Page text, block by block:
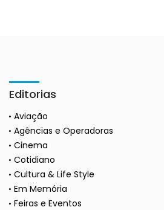
Editorias
Aviação
Agências e Operadoras
Cinema
Cotidiano
Cultura & Life Style
Em Memória
Feiras e Eventos